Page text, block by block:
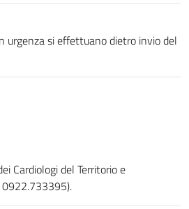
urgenza si effettuano dietro invio del
Cardiologi del Territorio e